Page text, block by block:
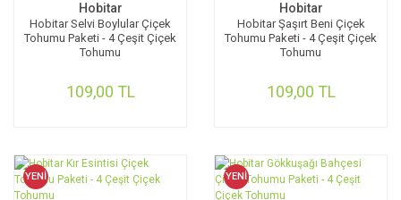
Hobitar
Hobitar Selvi Boylular Çiçek
Tohumu Paketi - 4 Çeşit Çiçek
Tohumu
109,00 TL
Hobitar
Hobitar Şaşırt Beni Çiçek
Tohumu Paketi - 4 Çeşit Çiçek
Tohumu
109,00 TL
YENİ YENİ